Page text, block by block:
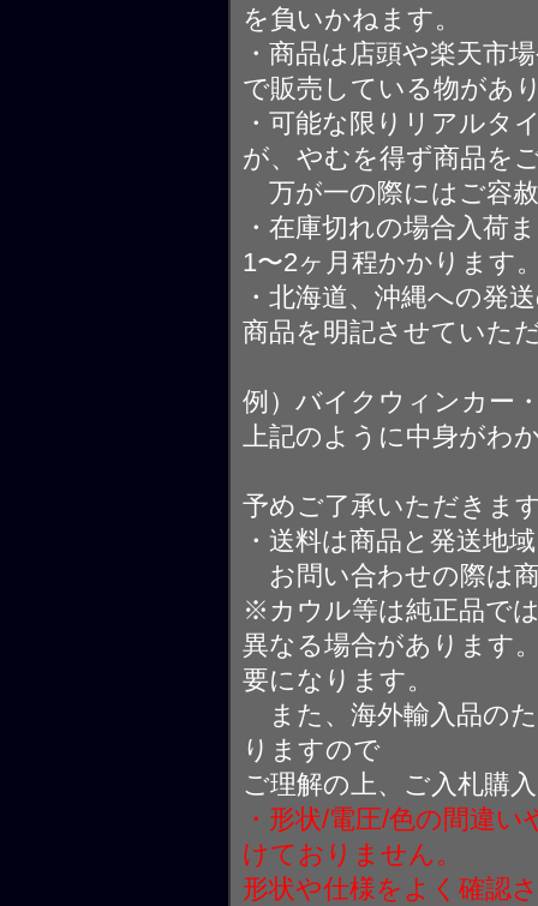
を負いかねます。
・商品は店頭や楽天市
で販売している物があ
・可能な限りリアルタ
が、やむを得ず商品を
万が一の際にはご容
・在庫切れの場合入荷
1〜2ヶ月程かかります
・北海道、沖縄への発
商品を明記させていた
例）バイクウィンカー
上記のように中身がわ
予めご了承いただきま
・送料は商品と発送地
お問い合わせの際は
※カウル等は純正品で
異なる場合があります
要になります。
また、海外輸入品の
りますので
ご理解の上、ご入札購
・形状/電圧/色の間違
けておりません。
形状や仕様をよく確認